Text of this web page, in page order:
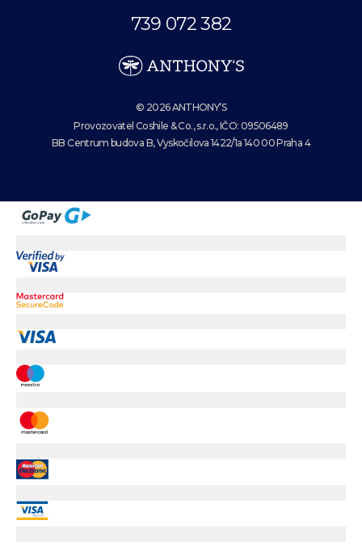
739 072 382
© 2026 ANTHONY’S
Provozovatel Coshile & Co., s.r.o., IČO: 09506489
BB Centrum budova B, Vyskočilova 1422/1a 140 00 Praha 4